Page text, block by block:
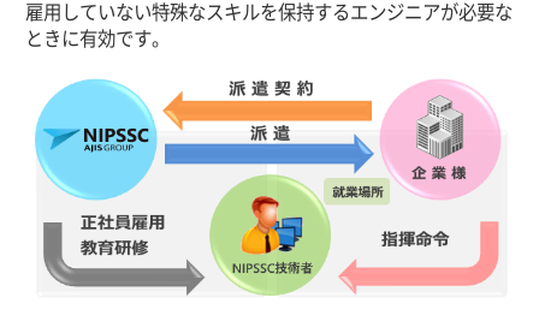
雇用していない特殊なスキルを保持するエンジニアが必要な
ときに有効です。